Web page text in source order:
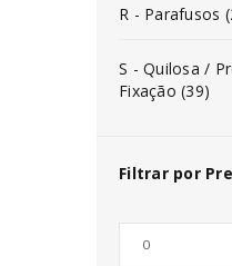
R - Parafusos
S - Quilosa /
Fixação (39)
Filtrar por